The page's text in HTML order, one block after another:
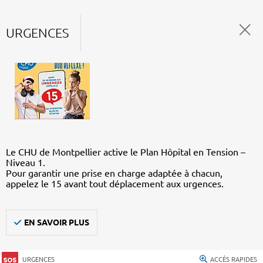
URGENCES
Le CHU de Montpellier active le Plan Hôpital en Tension –
Niveau 1.
Pour garantir une prise en charge adaptée à chacun,
appelez le 15 avant tout déplacement aux urgences.
EN SAVOIR PLUS
URGENCES ACCÈS RAPIDES